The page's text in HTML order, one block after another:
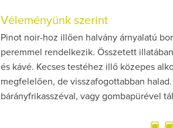
Véleményünk szerint
Pinot noir-hoz illően halvány árnyalatú
peremmel rendelkezik. Összetett
és kávé. Kecses testéhez illő közepes
megfelelően, de visszafogottabban
bárányfrikasszéval, vagy gombapürével